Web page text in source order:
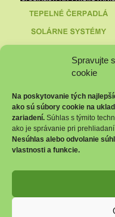
Spravujte
cookie
Na poskytovanie tých
ako sú súbory cookie na
zariadení. Súhlas s týmito
ako je správanie pri
Nesúhlas alebo odvolanie
vlastnosti a funkcie.